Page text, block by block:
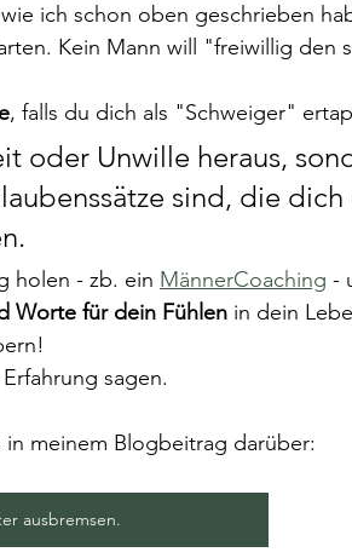
ich schon oben geschrieben
Kein Mann will "freiwillig den
, falls du dich als "Schweiger"
oder Unwille heraus,
sind, die dich
holen - zb. ein MännerCoaching -
Worte für dein Fühlen in dein
sagen.
meinem Blogbeitrag darüber:
ausbremsen.